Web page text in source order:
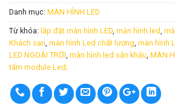
Danh mục: MÀN HÌNH LED
Từ khóa: lắp đặt màn hình LED màn hình led
Khách sạn màn hình Led chất lượng màn hình
LED NGOÀI TRỜI màn hình led sân khấu MÀN
tấm module Led;